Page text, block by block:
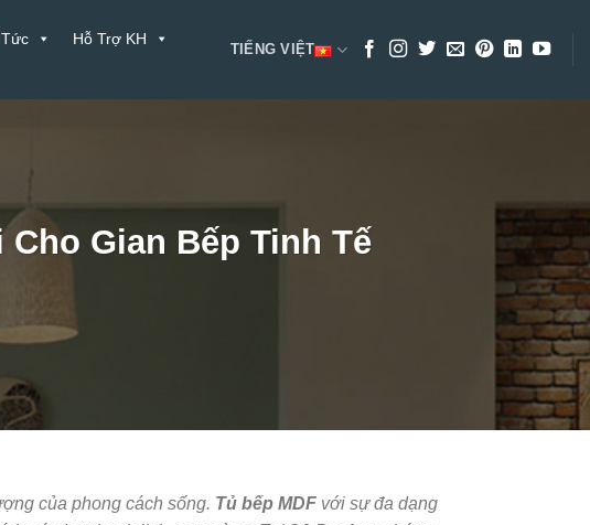
Hỗ Trợ KH
TIẾNG VIỆT
Gian Bếp Tinh Tế
của phong cách sống. Tủ bếp MDF với sự đa dạng